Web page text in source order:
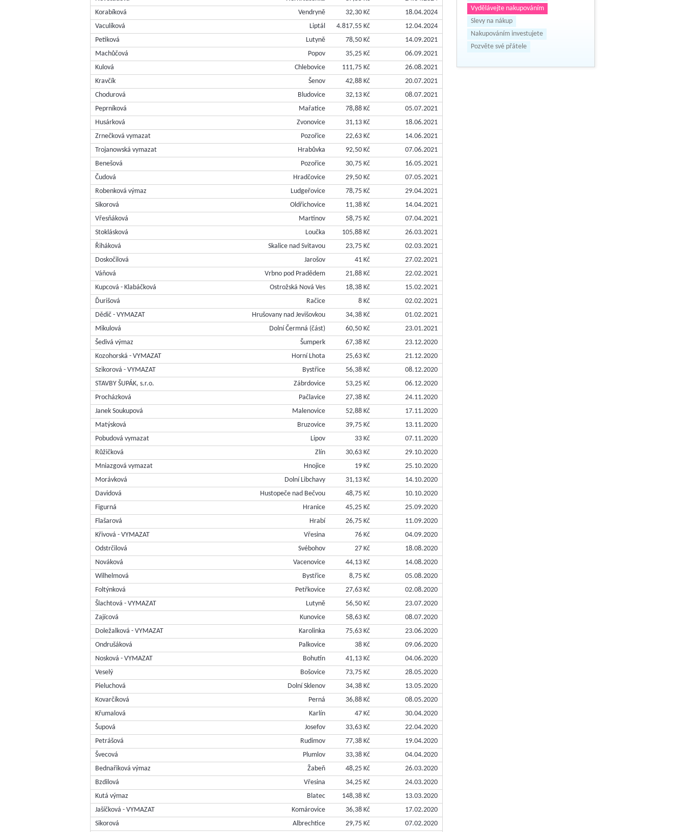
Korabíková
Vendryně 32,30 Kč
18.04.2024
Vaculíková
Liptál 4.817,55 Kč
12.04.2024
Petiková
Lutyně 78,50 Kč
14.09.2021
Machůčová
Popov 35,25 Kč
06.09.2021
Kulová
Chlebovice 111,75 Kč
26.08.2021
Kravčík
Šenov 42,88 Kč
20.07.2021
Chodurová
Bludovice 32,13 Kč
08.07.2021
Peprníková
Mařatice 78,88 Kč
05.07.2021
Husárková
Zvonovice 31,13 Kč
18.06.2021
Zrnečková vymazat
Pozořice 22,63 Kč
14.06.2021
Trojanowská vymazat
Hrabůvka 92,50 Kč
07.06.2021
Benešová
Pozořice 30,75 Kč
16.05.2021
Čudová
Hradčovice 29,50 Kč
07.05.2021
Robenková výmaz
Ludgeřovice 78,75 Kč
29.04.2021
Sikorová
Oldřichovice 11,38 Kč
14.04.2021
Vřesňáková
Martinov 58,75 Kč
07.04.2021
Stoklásková
Loučka 105,88 Kč
26.03.2021
Řiháková
Skalice nad Svitavou 23,75 Kč
02.03.2021
Doskočilová
Jarošov 41 Kč
27.02.2021
Váňová
Vrbno pod Pradědem 21,88 Kč
22.02.2021
Kupcová - Klabáčková
Ostrožská Nová Ves 18,38 Kč
15.02.2021
Ďurišová
Račice 8 Kč
02.02.2021
Dědič - VYMAZAT
Hrušovany nad Jevišovkou 34,38 Kč
01.02.2021
Mikulová
Dolní Čermná (část) 60,50 Kč
23.01.2021
Šedivá výmaz
Šumperk 67,38 Kč
23.12.2020
Kozohorská - VYMAZAT
Horní Lhota 25,63 Kč
21.12.2020
Szikorová - VYMAZAT
Bystřice 56,38 Kč
08.12.2020
STAVBY ŠUPÁK, s.r.o.
Zábrdovice 53,25 Kč
06.12.2020
Procházková
Pačlavice 27,38 Kč
24.11.2020
Janek Soukupová
Malenovice 52,88 Kč
17.11.2020
Matýsková
Bruzovice 39,75 Kč
13.11.2020
Pobudová vymazat
Lipov 33 Kč
07.11.2020
Růžičková
Zlín 30,63 Kč
29.10.2020
Mniazgová vymazat
Hnojice 19 Kč
25.10.2020
Morávková
Dolní Libchavy 31,13 Kč
14.10.2020
Davidová
Hustopeče nad Bečvou 48,75 Kč
10.10.2020
Figurná
Hranice 45,25 Kč
25.09.2020
Flašarová
Hrabí 26,75 Kč
11.09.2020
Křivová - VYMAZAT
Vřesina 76 Kč
04.09.2020
Odstrčilová
Svébohov 27 Kč
18.08.2020
Nováková
Vacenovice 44,13 Kč
14.08.2020
Wilhelmová
Bystřice 8,75 Kč
05.08.2020
Foltýnková
Petřkovice 27,63 Kč
02.08.2020
Šlachtová - VYMAZAT
Lutyně 56,50 Kč
23.07.2020
Zajícová
Kunovice 58,63 Kč
08.07.2020
Doležalková - VYMAZAT
Karolinka 75,63 Kč
23.06.2020
Ondrušáková
Palkovice 38 Kč
09.06.2020
Nosková - VYMAZAT
Bohutín 41,13 Kč
04.06.2020
Veselý
Bošovice 73,75 Kč
28.05.2020
Pieluchová
Dolní Sklenov 34,38 Kč
13.05.2020
Kovarčíková
Perná 36,88 Kč
08.05.2020
Křumalová
Karlín 47 Kč
30.04.2020
Šupová
Josefov 33,63 Kč
22.04.2020
Petrášová
Rudimov 77,38 Kč
19.04.2020
Švecová
Plumlov 33,38 Kč
04.04.2020
Bednařiková výmaz
Žabeň 48,25 Kč
26.03.2020
Bzdilová
Vřesina 34,25 Kč
24.03.2020
Kutá výmaz
Blatec 148,38 Kč
13.03.2020
Jašíčková - VYMAZAT
Komárovice 36,38 Kč
17.02.2020
Sikorová
Albrechtice 29,75 Kč
07.02.2020
Vydělávejte nakupováním
Slevy na nákup
Nakupováním investujete
Pozvěte své přátele